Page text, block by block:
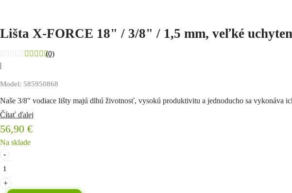
Lišta X-FORCE 18" / 3/8" / 1,5 mm, veľké
(0)
|
Model: 585950868
Naše 3/8" vodiace lišty majú dlhú životnosť, vysokú produktivitu a jednoducho sa vykonáva
Čítať ďalej
56,90 €
Na sklade
množstvo
Lišta
X-
FORCE